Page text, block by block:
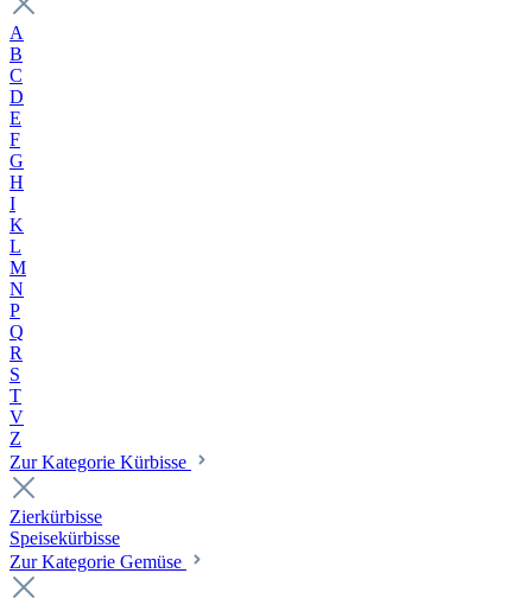
A
B
C
D
E
F
G
H
I
K
L
M
N
P
Q
R
S
T
V
Z
Zur Kategorie Kürbisse
Zierkürbisse
Speisekürbisse
Zur Kategorie Gemüse